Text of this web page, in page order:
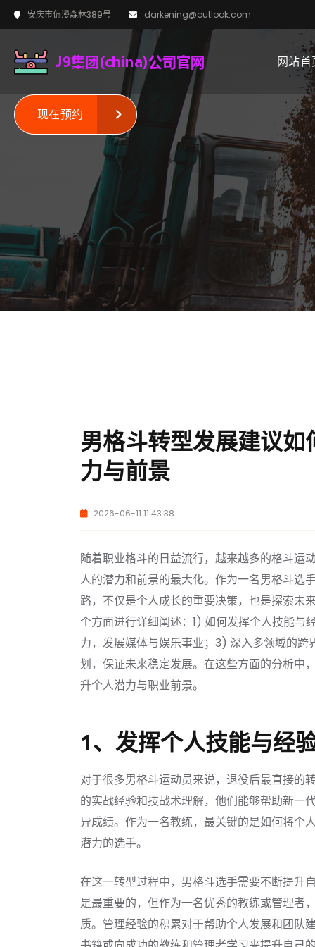
安庆市偏漫森林389号 darkening@outlook.com
网站首
现在预约
男格斗转型发展建议
力与前景
2026-06-11 11:43:38
随着职业格斗的日益流行，越来越多的格斗运
人的潜力和前景的最大化。作为一名男格斗选
路，不仅是个人成长的重要决策，也是探索未
个方面进行详细阐述：1) 如何发挥个人技能
力，发展媒体与娱乐事业；3) 深入多领域的
划，保证未来稳定发展。在这些方面的分析中
升个人潜力与职业前景。
1、发挥个人技能与经
对于很多男格斗运动员来说，退役后最直接的
的实战经验和技战术理解，他们能够帮助新一
异成绩。作为一名教练，最关键的是如何将个
潜力的选手。
在这一转型过程中，男格斗选手需要不断提升
是最重要的，但作为一名优秀的教练或管理者
质。管理经验的积累对于帮助个人发展和团队